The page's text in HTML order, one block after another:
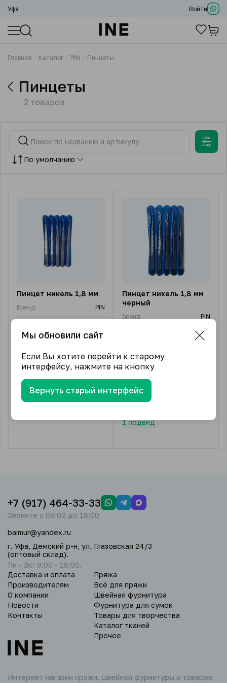
Уфа Войти
Главная Каталог PIN Пинцеты
Пинцеты
2 товаров
По умолчанию
Пинцет никель 1,8 мм
Бренд PIN
Артикул: TWE-6A
В упаковке (шт) 5
от 255.00₽
Пинцет никель 1,8 мм
черный
Бренд PIN
Китай
Артикул:
1 подвид
Интернет магазин пряжи, швейной фурнитуры и товаров
Доставка и оплата
Производителям
О компании
Новости
Контакты
Пряжа
Всё для пряжи
Швейная фурнитура
Фурнитура для сумок
Товары для творчества
Каталог тканей
Прочее
+7 (917) 464-33-33
Звоните с 09:00 до 18:00
baimur@yandex.ru
г. Уфа, Дёмский р-н, ул. Глазовская 24/3
(оптовый склад).
Пн - Вс: 9:00 - 18:00.
Мы обновили сайт
Если Вы хотите перейти к старому
интерфейсу, нажмите на кнопку
Вернуть старый интерфейс